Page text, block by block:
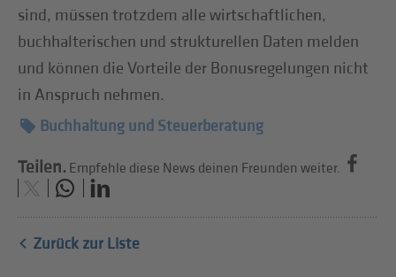
sind, müssen trotzdem alle wirtschaftlichen,
buchhalterischen und strukturellen Daten melden
und können die Vorteile der Bonusregelungen nicht
in Anspruch nehmen.
Buchhaltung und Steuerberatung
Teilen. Empfehle diese News deinen Freunden weiter.
Zurück zur Liste